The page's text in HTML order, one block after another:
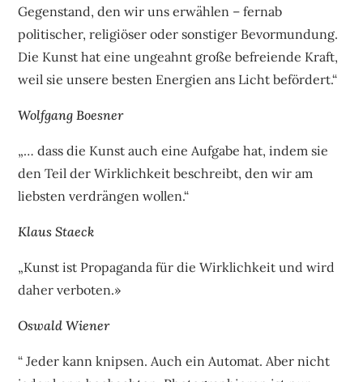
Gegenstand, den wir uns erwählen – fernab
politischer, religiöser oder sonstiger Bevormundung.
Die Kunst hat eine ungeahnt große befreiende Kraft,
weil sie unsere besten Energien ans Licht befördert.“
Wolfgang Boesner
„… dass die Kunst auch eine Aufgabe hat, indem sie
den Teil der Wirklichkeit beschreibt, den wir am
liebsten verdrängen wollen.“
Klaus Staeck
„Kunst ist Propaganda für die Wirklichkeit und wird
daher verboten.»
Oswald Wiener
“ Jeder kann knipsen. Auch ein Automat. Aber nicht